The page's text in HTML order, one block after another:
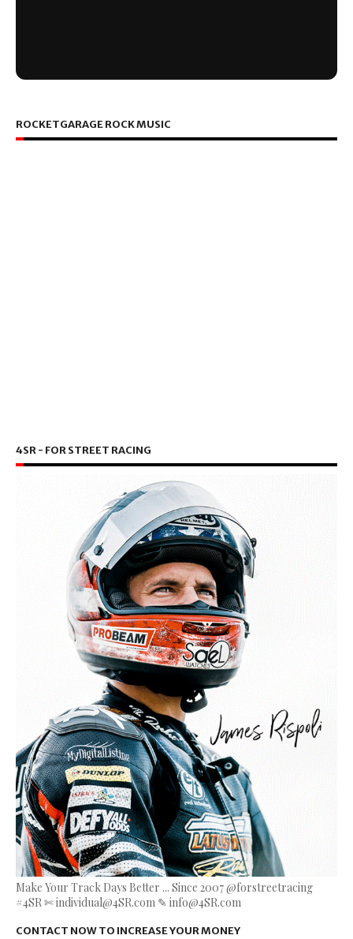
ROCKETGARAGE ROCK MUSIC
4SR - FOR STREET RACING
Make Your Track Days Better ... Since 2007 @forstreetracing
#4SR ✄ individual@4SR.com ✎ info@4SR.com
CONTACT NOW TO INCREASE YOUR MONEY